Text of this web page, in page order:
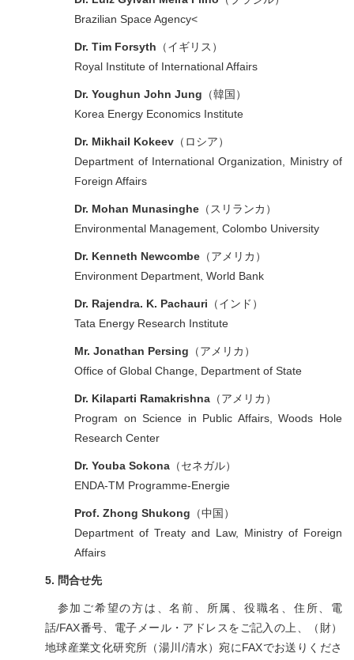
Brazilian Space Agency<
Dr. Tim Forsyth （イギリス）
Royal Institute of International Affairs
Dr. Youghun John Jung （韓国）
Korea Energy Economics Institute
Dr. Mikhail Kokeev （ロシア）
Department of International Organization, Ministry of
Foreign Affairs
Dr. Mohan Munasinghe （スリランカ）
Environmental Management, Colombo University
Dr. Kenneth Newcombe （アメリカ）
Environment Department, World Bank
Dr. Rajendra. K. Pachauri （インド）
Tata Energy Research Institute
Mr. Jonathan Persing （アメリカ）
Office of Global Change, Department of State
Dr. Kilaparti Ramakrishna （アメリカ）
Program on Science in Public Affairs, Woods Hole
Research Center
Dr. Youba Sokona （セネガル）
ENDA-TM Programme-Energie
Prof. Zhong Shukong （中国）
Department of Treaty and Law, Ministry of Foreign
Affairs
5. 問合せ先
参加ご希望の方は、名前、所属、役職名、住所、電
話/FAX番号、電子メール・アドレスをご記入の上、（財）
地球産業文化研究所（湯川/清水）宛にFAXでお送りくださ